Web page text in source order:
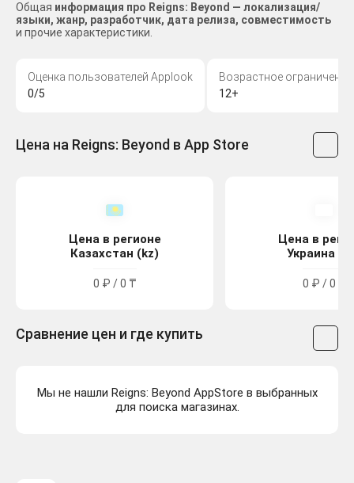
Общая информация про Reigns: Beyond — локализация/
языки, жанр, разработчик, дата релиза, совместимость
и прочие характеристики.
Оценка пользователей Applook
0/5
Возрастное ограничение
12+
Цена на Reigns: Beyond в App Store
Цена в регионе
Казахстан (kz)
0 ₽ / 0 ₸
Цена в
Украина
0 ₽ / 0 ₴
Сравнение цен и где купить
Мы не нашли Reigns: Beyond AppStore в выбранных
для поиска магазинах.